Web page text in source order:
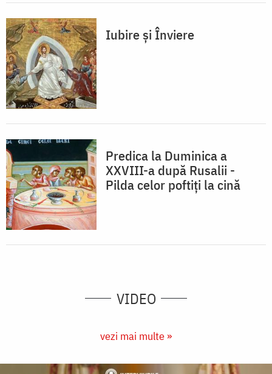
Iubire și Înviere
Predica la Duminica a
XXVIII-a după Rusalii -
Pilda celor poftiți la cină
VIDEO
vezi mai multe »